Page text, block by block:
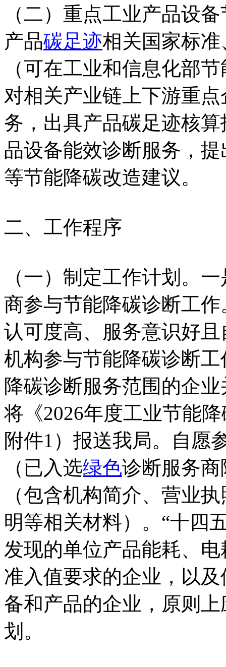
（二）重点工业产品设
产品碳足迹相关国家标
（可在工业和信息化部
对相关产业链上下游重
务，出具产品碳足迹核
品设备能效诊断服务，
等节能降碳改造建议。
二、工作程序
（一）制定工作计划。
商参与节能降碳诊断工
认可度高、服务意识好
机构参与节能降碳诊断
降碳诊断服务范围的企
将《2026年度工业节能
附件1）报送我局。自愿
（已入选绿色诊断服务
（包含机构简介、营业
明等相关材料）。“十四
发现的单位产品能耗、
准入值要求的企业，以
备和产品的企业，原则
划。